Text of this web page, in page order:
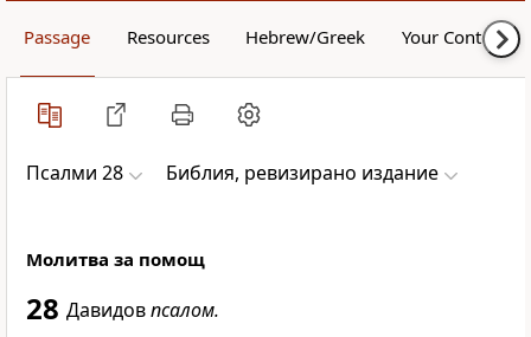
Passage Resources Hebrew/Greek Your Content
Псалми 28 Библия, ревизирано издание
Молитва за помощ
28 Давидовпсалом.